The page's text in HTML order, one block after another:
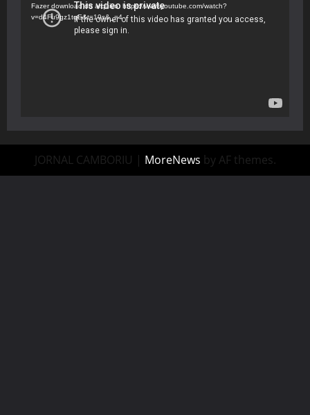
vídeo
Fazer download do arquivo: https://www.youtube.com/watch?
v=d4Fu9gz1tqE&t=19s&_=4
JORNAL CAMBORIU | MoreNews by AF themes.